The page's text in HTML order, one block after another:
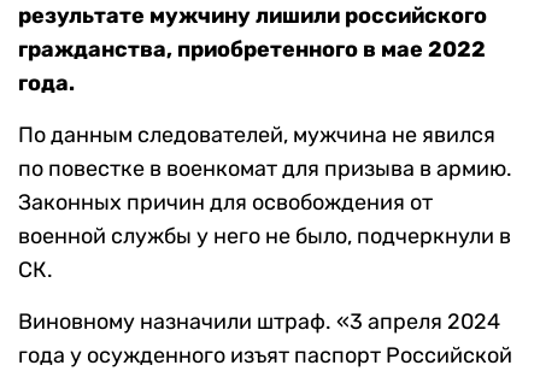
результате мужчину лишили российского
гражданства, приобретенного в мае 2022
года.
По данным следователей, мужчина не явился
по повестке в военкомат для призыва в армию.
Законных причин для освобождения от
военной службы у него не было, подчеркнули в
СК.
Виновному назначили штраф. «3 апреля 2024
года у осужденного изъят паспорт Российской